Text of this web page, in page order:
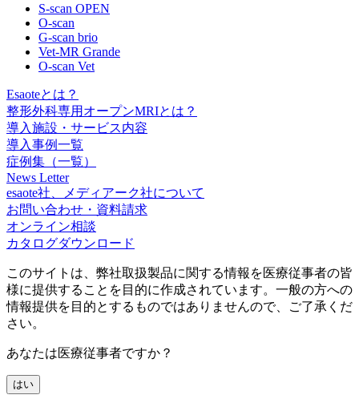
S-scan OPEN
O-scan
G-scan brio
Vet-MR Grande
O-scan Vet
Esaoteとは？
整形外科専用オープンMRIとは？
導入施設・サービス内容
導入事例一覧
症例集（一覧）
News Letter
esaote社、メディアーク社について
お問い合わせ・資料請求
オンライン相談
カタログダウンロード
このサイトは、弊社取扱製品に関する情報を医療従事者の皆
様に提供することを目的に作成されています。一般の方への
情報提供を目的とするものではありませんので、ご了承くだ
さい。
あなたは医療従事者ですか？
はい